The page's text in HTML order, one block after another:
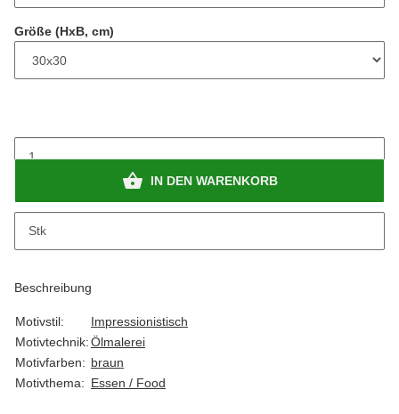
Größe (HxB, cm)
Stk
IN DEN WARENKORB
Beschreibung
Motivstil:
Impressionistisch
Motivtechnik:Ölmalerei
Motivfarben: braun
Motivthema: Essen / Food